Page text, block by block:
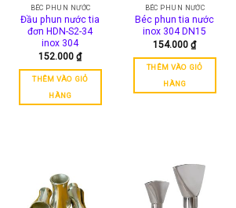
thể
được
chọn
trên
trang
sản
phẩm
BÉC PHUN NƯỚC
Đầu phun nước tia
đơn HDN-S2-34
inox 304
152.000₫
THÊM VÀO GIỎ
HÀNG
BÉC PHUN NƯỚC
Béc phun tia nước
inox 304 DN15
154.000₫
THÊM VÀO GIỎ
HÀNG